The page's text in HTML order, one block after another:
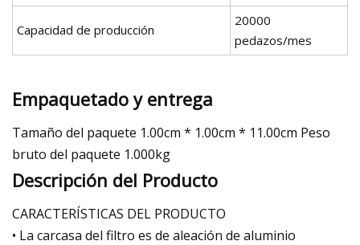
Capacidad de producción
20000
pedazos/mes
Empaquetado y entrega
Tamaño del paquete 1.00cm * 1.00cm * 11.00cm Peso
bruto del paquete 1.000kg
Descripción del Producto
CARACTERÍSTICAS DEL PRODUCTO
• La carcasa del filtro es de aleación de aluminio